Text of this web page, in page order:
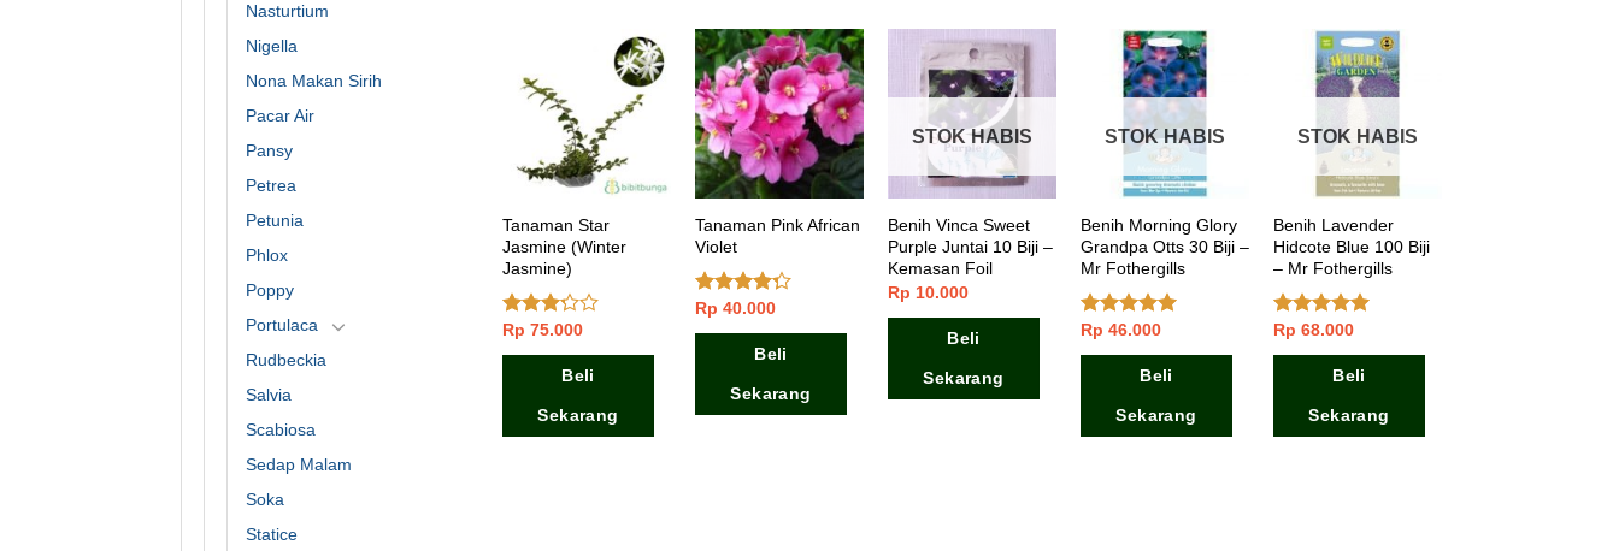
Nasturtium
Nigella
Nona Makan Sirih
Pacar Air
Pansy
Petrea
Petunia
Phlox
Poppy
Portulaca
Rudbeckia
Salvia
Scabiosa
Sedap Malam
Soka
Statice
Tanaman Star
Jasmine (Winter
Jasmine)
Dinilai
Rp 75.000
Beli
Sekarang
Tanaman Pink African
Violet
Dinilai
Rp 40.000
Beli
Sekarang
STOK HABIS
Benih Vinca Sweet
Purple Juntai 10 Biji –
Kemasan Foil
Rp 10.000
Beli
Sekarang
STOK HABIS
Benih Morning Glory
Grandpa Otts 30 Biji –
Mr Fothergills
Dinilai5.00
Rp 46.000
Beli
Sekarang
STOK HABIS
Benih Lavender
Hidcote Blue 100 Biji
– Mr Fothergills
Dinilai5.00
Rp 68.000
Beli
Sekarang